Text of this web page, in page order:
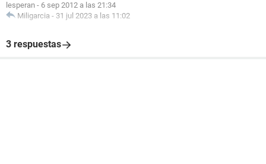
lesperan - 6 sep 2012 a las 21:34
Miligarcia - 31 jul 2023 a las 11:02
3 respuestas